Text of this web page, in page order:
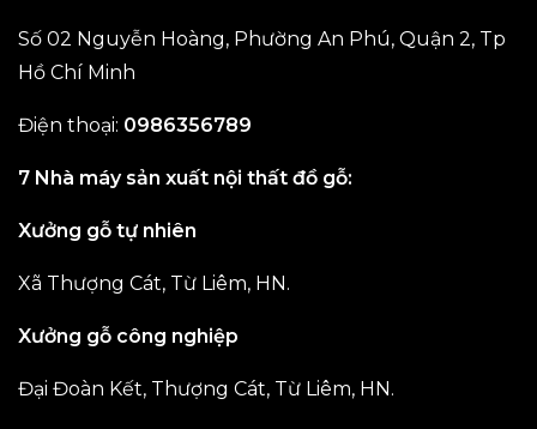
Số 02 Nguyễn Hoàng, Phường An Phú, Quận 2, Tp
Hồ Chí Minh
Điện thoại: 0986356789
7 Nhà máy sản xuất nội thất đồ gỗ:
Xưởng gỗ tự nhiên
Xã Thượng Cát, Từ Liêm, HN.
Xưởng gỗ công nghiệp
Đại Đoàn Kết, Thượng Cát, Từ Liêm, HN.